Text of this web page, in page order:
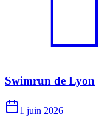
Swimrun de Lyon
1 juin 2026